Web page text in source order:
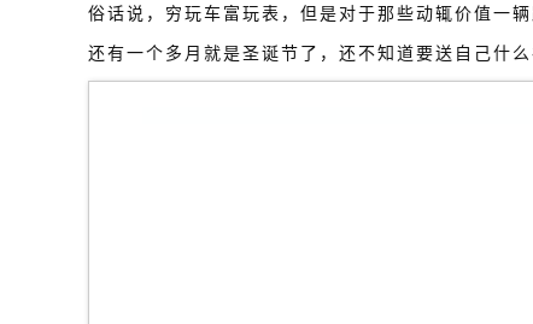
俗话说，穷玩车富玩表，但是对于那些动辄价值一
还有一个多月就是圣诞节了，还不知道要送自己什